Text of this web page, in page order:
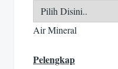
Air Mineral
Pelengkap